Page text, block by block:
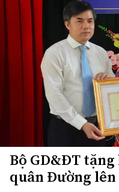
Bộ GD&ĐT
quân Đường